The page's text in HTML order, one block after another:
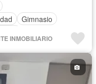
Gimnasio
Piscina Agua
INMOBILIARIO